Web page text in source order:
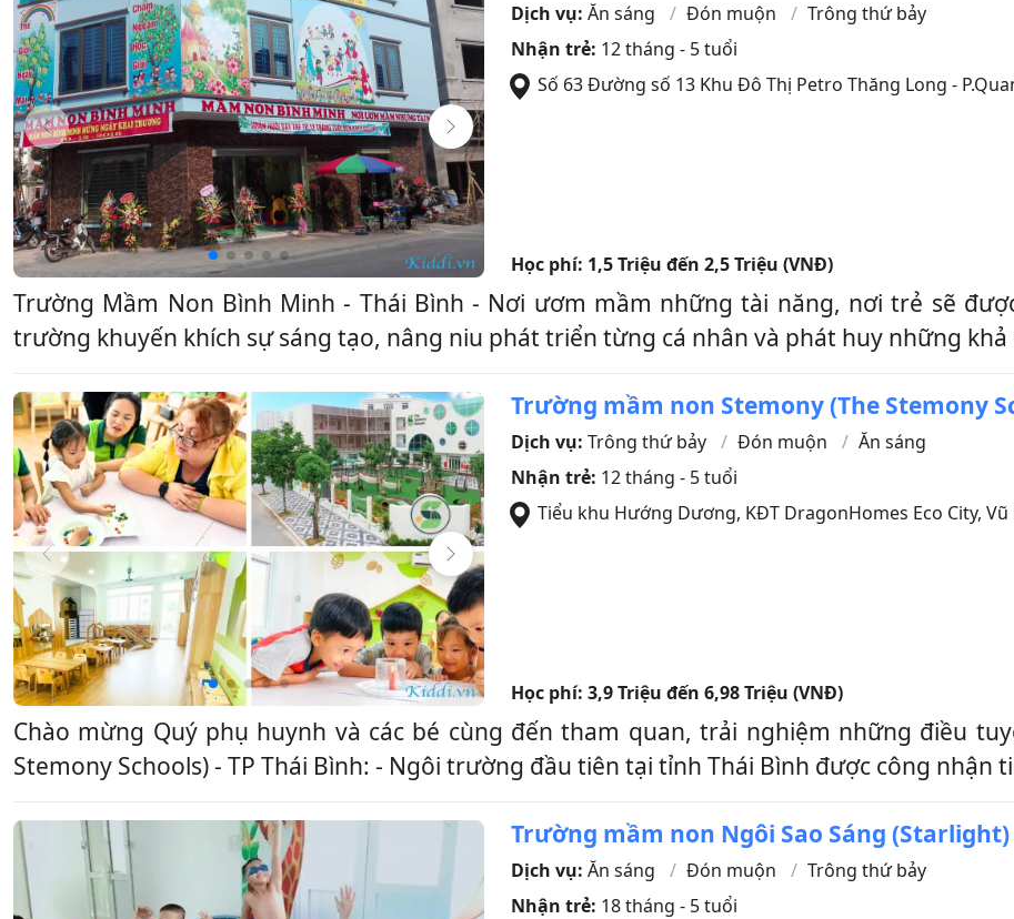
Dịch vụ: Ăn sáng Đón muộn
Trông thứ bảy
Nhận trẻ: 12 tháng - 5 tuổi
Số 63 Đường số 13 Khu Đô Thị Petro Thăng Long -
Học phí: 1,5 Triệu đến 2,5 Triệu (VNĐ)
Trường Mầm Non Bình Minh - Thái Bình - Nơi ươm mầm những tài năng, nơi trẻ sẽ
trường khuyến khích sự sáng tạo, nâng niu phát triển từng cá nhân và phát huy những
Trường mầm non Stemony (The Stemony
Dịch vụ: Trông thứ bảy Đón muộn
Ăn sáng
Nhận trẻ: 12 tháng - 5 tuổi
Tiểu khu Hướng Dương, KĐT DragonHomes Eco City, Vũ
Học phí: 3,9 Triệu đến 6,98 Triệu (VNĐ)
Chào mừng Quý phụ huynh và các bé cùng đến tham quan, trải nghiệm những điều
Stemony Schools) - TP Thái Bình: - Ngôi trường đầu tiên tại tỉnh Thái Bình được công nhận
Trường mầm non Ngôi Sao Sáng (Starlight)
Dịch vụ: Ăn sáng Đón muộn
Trông thứ bảy
Nhận trẻ: 18 tháng - 5 tuổi